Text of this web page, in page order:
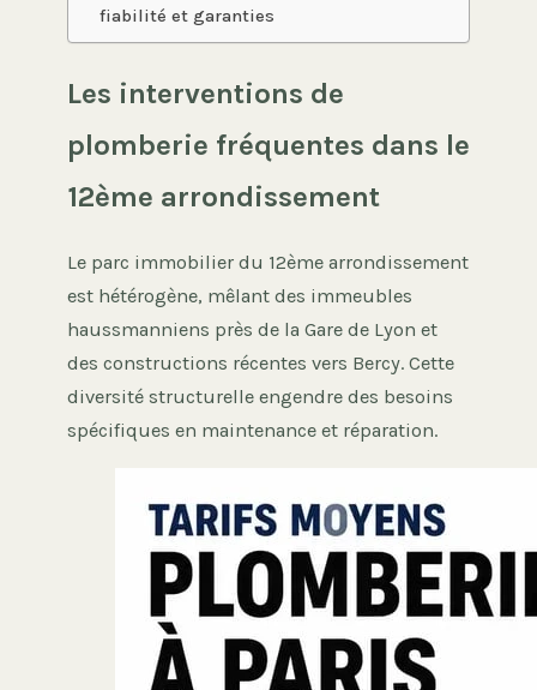
fiabilité et garanties
Les interventions de
plomberie fréquentes dans le
12ème arrondissement
Le parc immobilier du 12ème arrondissement
est hétérogène, mêlant des immeubles
haussmanniens près de la Gare de Lyon et
des constructions récentes vers Bercy. Cette
diversité structurelle engendre des besoins
spécifiques en maintenance et réparation.